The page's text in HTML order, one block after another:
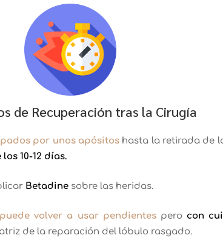
de Recuperación tras la Cirugía
por unos apósitoshasta la retirada de
los 10-12 días.
Betadine sobre las heridas.
volver a usar pendientespero con
de la reparación del lóbulo rasgado.